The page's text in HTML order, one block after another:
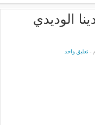
الوديدي
تعليق واحد